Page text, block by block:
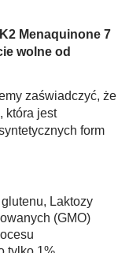
Menaquinone 7
wolne od
zaświadczyć, że
która jest
form
Laktozy
(GMO)